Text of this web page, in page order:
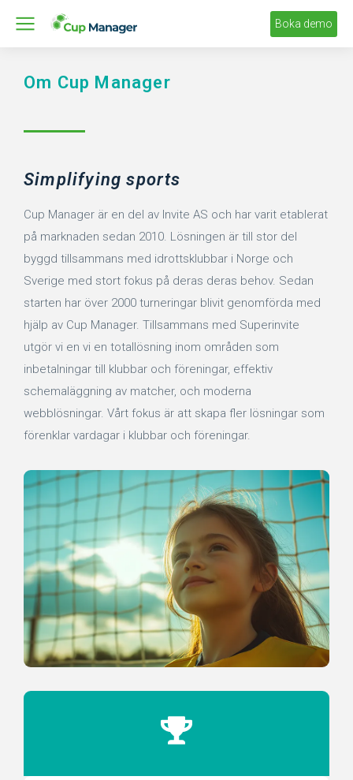
Boka demo
Om Cup Manager
Simplifying sports
Cup Manager är en del av Invite AS och har varit etablerat
på marknaden sedan 2010. Lösningen är till stor del
byggd tillsammans med idrottsklubbar i Norge och
Sverige med stort fokus på deras deras behov. Sedan
starten har över 2000 turneringar blivit genomförda med
hjälp av Cup Manager. Tillsammans med Superinvite
utgör vi en vi en totallösning inom områden som
inbetalningar till klubbar och föreningar, effektiv
schemaläggning av matcher, och moderna
webblösningar. Vårt fokus är att skapa fler lösningar som
förenklar vardagar i klubbar och föreningar.